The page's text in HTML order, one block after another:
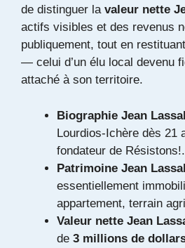
de distinguer la valeur nette
actifs visibles et des revenus
publiquement, tout en
— celui d’un élu local devenu
attaché à son territoire.
Biographie Jean
Lourdios-Ichère dès 21
fondateur de Résistons!.
Patrimoine Jean
essentiellement
appartement, terrain
Valeur nette Jean
de 3 millions de